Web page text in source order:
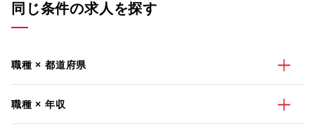
同じ条件の求人を探す
職種 × 都道府県
職種 × 年収